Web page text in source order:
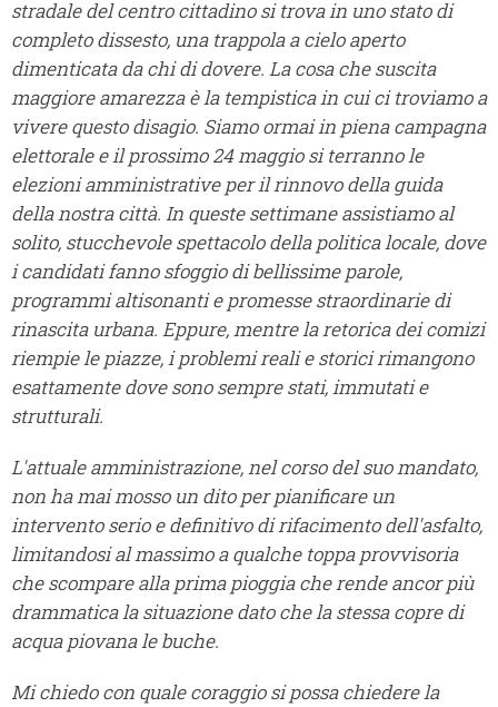
stradale del centro cittadino si trova in uno stato di
completo dissesto, una trappola a cielo aperto
dimenticata da chi di dovere. La cosa che suscita
maggiore amarezza è la tempistica in cui ci troviamo a
vivere questo disagio. Siamo ormai in piena campagna
elettorale e il prossimo 24 maggio si terranno le
elezioni amministrative per il rinnovo della guida
della nostra città. In queste settimane assistiamo al
solito, stucchevole spettacolo della politica locale, dove
i candidati fanno sfoggio di bellissime parole,
programmi altisonanti e promesse straordinarie di
rinascita urbana. Eppure, mentre la retorica dei comizi
riempie le piazze, i problemi reali e storici rimangono
esattamente dove sono sempre stati, immutati e
strutturali.
L'attuale amministrazione, nel corso del suo mandato,
non ha mai mosso un dito per pianificare un
intervento serio e definitivo di rifacimento dell'asfalto,
limitandosi al massimo a qualche toppa provvisoria
che scompare alla prima pioggia che rende ancor più
drammatica la situazione dato che la stessa copre di
acqua piovana le buche.
Mi chiedo con quale coraggio si possa chiedere la